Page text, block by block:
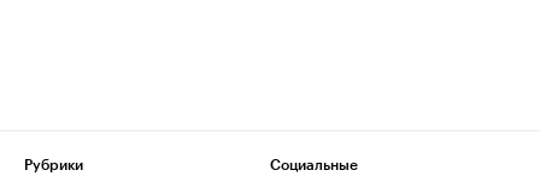
Рубрики
Социальные